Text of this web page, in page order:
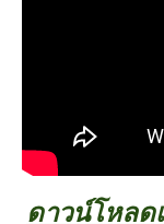
ดาวน์โหลด